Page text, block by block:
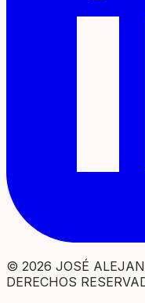
© 2026 JOSÉ
DERECHOS